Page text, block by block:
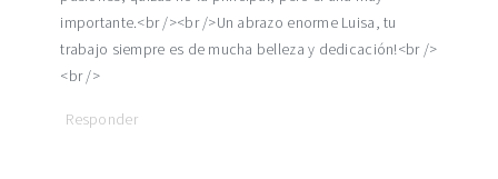
importante.<br /><br />Un abrazo enorme Luisa, tu
trabajo siempre es de mucha belleza y dedicación!<br />
<br />
Responder